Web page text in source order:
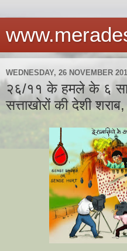
WEDNESDAY, 26 NOVEMBER
२६/११ के हमले के ६
सत्ताखोरों की देशी शराब,